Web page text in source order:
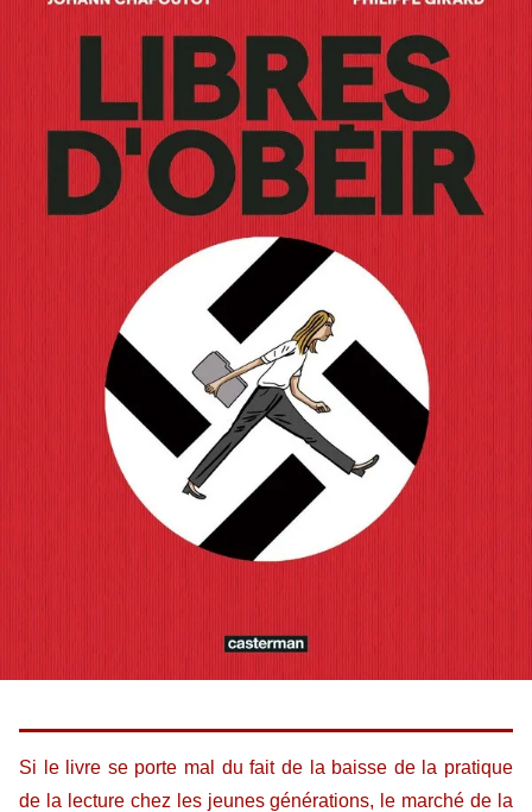
Si le livre se porte mal du fait de la baisse de la pratique
de la lecture chez les jeunes générations, le marché de la